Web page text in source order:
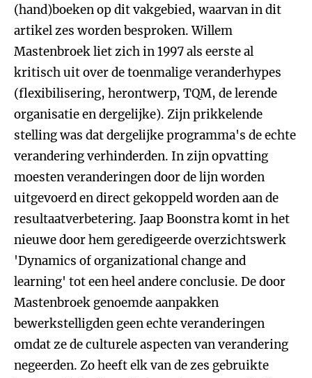
(hand)boeken op dit vakgebied, waarvan in dit
artikel zes worden besproken. Willem
Mastenbroek liet zich in 1997 als eerste al
kritisch uit over de toenmalige veranderhypes
(flexibilisering, herontwerp, TQM, de lerende
organisatie en dergelijke). Zijn prikkelende
stelling was dat dergelijke programma's de echte
verandering verhinderden. In zijn opvatting
moesten veranderingen door de lijn worden
uitgevoerd en direct gekoppeld worden aan de
resultaatverbetering. Jaap Boonstra komt in het
nieuwe door hem geredigeerde overzichtswerk
'Dynamics of organizational change and
learning' tot een heel andere conclusie. De door
Mastenbroek genoemde aanpakken
bewerkstelligden geen echte veranderingen
omdat ze de culturele aspecten van verandering
negeerden. Zo heeft elk van de zes gebruikte